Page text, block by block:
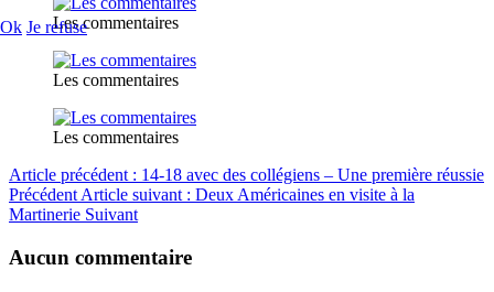
Les commentaires
Les commentaires
Les commentaires
Article précédent : 14-18 avec des collégiens – Une première réussie
Précédent Article suivant : Deux Américaines en visite à la
Martinerie Suivant
Aucun commentaire
Ok Je refuse